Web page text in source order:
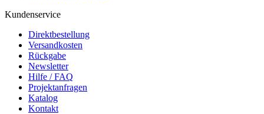
Kundenservice
Direktbestellung
Versandkosten
Rückgabe
Newsletter
Hilfe / FAQ
Projektanfragen
Katalog
Kontakt